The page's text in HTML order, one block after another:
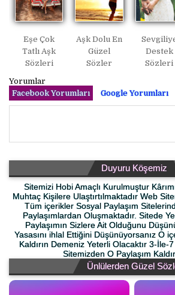
Eşe Çok
Tatlı Aşk
Sözleri
Aşk Dolu En
Güzel
Sözler
Destek
Sözleri
Yorumlar
Facebook Yorumları
Google Yorumları
Duyuru Köşemiz
Sitemizi Hobi Amaçlı Kurulmuştur
Muhtaç Kişilere Ulaştırtılmaktadır Web
Tüm içerikler Sosyal Paylaşım
Paylaşımlardan Oluşmaktadır. Sitede
Paylaşımın Sizlere Ait Olduğunu
Yasasını ihlal Ettiğini Düşünüyorsanız O
Kaldırın Demeniz Yeterli Olacaktır 3-
Sitemizden O Paylaşım
Ünlülerden Güzel